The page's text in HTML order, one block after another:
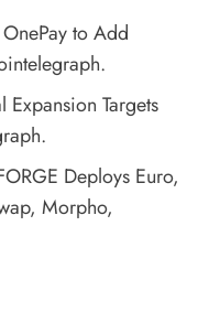
to Add
Targets
Deploys Euro,
Morpho,